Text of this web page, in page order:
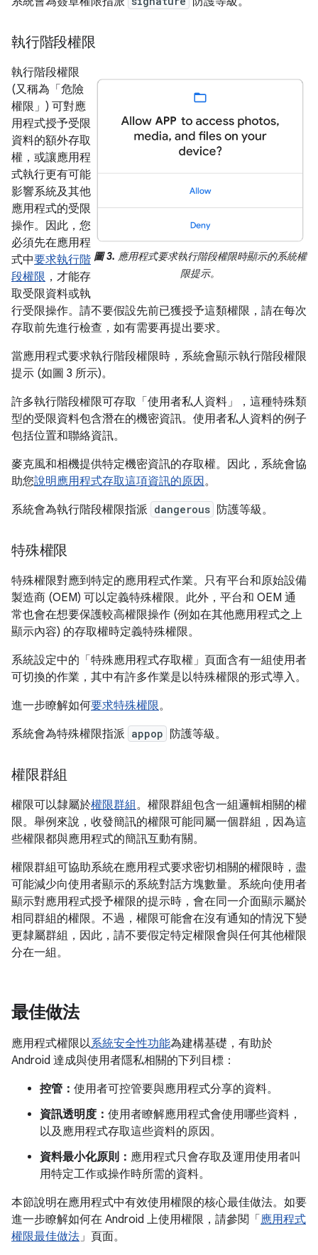
執行階段權限
圖 3. 應用程式要求執行階段權限時顯示的系統權
限提示。
執行階段權限
(又稱為「危險
權限」) 可對應
用程式授予受限
資料的額外存取
權，或讓應用程
式執行更有可能
影響系統及其他
應用程式的受限
操作。因此，您
必須先在應用程
式中要求執行階
段權限 ，才能存
取受限資料或執
行受限操作。請不要假設先前已獲授予這類權限，請在每次
存取前先進行檢查，如有需要再提出要求。
當應用程式要求執行階段權限時，系統會顯示執行階段權限
提示 (如圖 3 所示)。
許多執行階段權限可存取「使用者私人資料」
，這種特殊類
型的受限資料包含潛在的機密資訊。使用者私人資料的例子
包括位置和聯絡資訊。
麥克風和相機提供特定機密資訊的存取權。因此，系統會協
助您說明應用程式存取這項資訊的原因 。
系統會為執行階段權限指派 dangerous 防護等級。
特殊權限
特殊權限對應到特定的應用程式作業。只有平台和原始設備
製造商 (OEM) 可以定義特殊權限。此外，平台和 OEM 通
常也會在想要保護較高權限操作 (例如在其他應用程式之上
顯示內容) 的存取權時定義特殊權限。
系統設定中的「特殊應用程式存取權」 頁面含有一組使用者
可切換的作業，其中有許多作業是以特殊權限的形式導入。
進一步瞭解如何要求特殊權限。
系統會為特殊權限指派 appop 防護等級。
權限群組
權限可以隸屬於權限群組。權限群組包含一組邏輯相關的權
限。舉例來說，收發簡訊的權限可能同屬一個群組，因為這
些權限都與應用程式的簡訊互動有關。
權限群組可協助系統在應用程式要求密切相關的權限時，盡
可能減少向使用者顯示的系統對話方塊數量。系統向使用者
顯示對應用程式授予權限的提示時，會在同一介面顯示屬於
相同群組的權限。不過，權限可能會在沒有通知的情況下變
更隸屬群組，因此，請不要假定特定權限會與任何其他權限
分在一組。
最佳做法
應用程式權限以系統安全性功能為建構基礎，有助於
Android 達成與使用者隱私相關的下列目標：
控管： 使用者可控管要與應用程式分享的資料。
資訊透明度： 使用者瞭解應用程式會使用哪些資料，
以及應用程式存取這些資料的原因。
資料最小化原則： 應用程式只會存取及運用使用者叫
用特定工作或操作時所需的資料。
本節說明在應用程式中有效使用權限的核心最佳做法。如要
進一步瞭解如何在 Android 上使用權限，請參閱「 應用程式
權限最佳做法」頁面。